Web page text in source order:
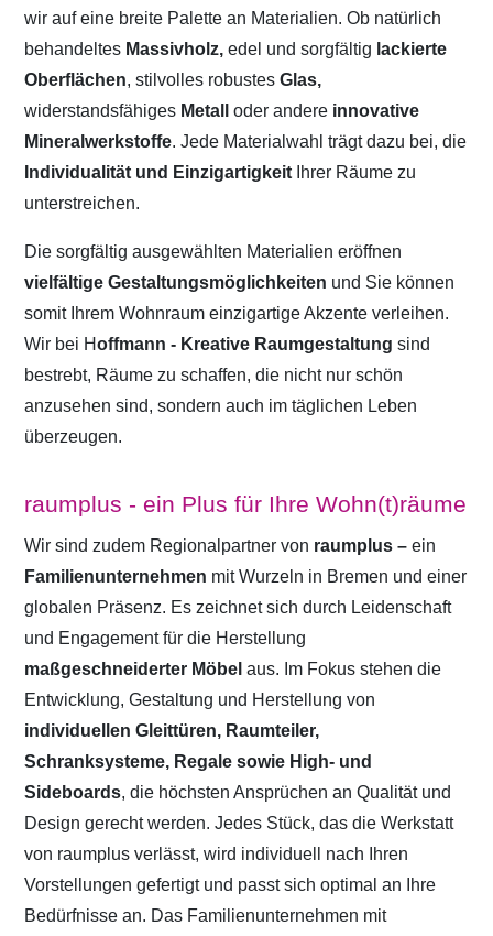
wir auf eine breite Palette an Materialien. Ob natürlich
behandeltes Massivholz, edel und sorgfältig lackierte
Oberflächen, stilvolles robustesGlas,
widerstandsfähiges Metalloder andere innovative
Mineralwerkstoffe. Jede Materialwahl trägt dazu bei, die
Individualität und Einzigartigkeit Ihrer Räume zu
unterstreichen.
Die sorgfältig ausgewählten Materialien eröffnen
vielfältige Gestaltungsmöglichkeiten und Sie können
somit Ihrem Wohnraum einzigartige Akzente verleihen.
Wir bei Hoffmann - Kreative Raumgestaltung sind
bestrebt, Räume zu schaffen, die nicht nur schön
anzusehen sind, sondern auch im täglichen Leben
überzeugen.
raumplus - ein Plus für Ihre Wohn(t)räume
Wir sind zudem Regionalpartner von raumplus – ein
Familienunternehmen mit Wurzeln in Bremen und einer
globalen Präsenz. Es zeichnet sich durch Leidenschaft
und Engagement für die Herstellung
maßgeschneiderter Möbelaus. Im Fokus stehen die
Entwicklung, Gestaltung und Herstellung von
individuellen Gleittüren, Raumteiler,
Schranksysteme, Regale sowie High- und
Sideboards, die höchsten Ansprüchen an Qualität und
Design gerecht werden. Jedes Stück, das die Werkstatt
von raumplus verlässt, wird individuell nach Ihren
Vorstellungen gefertigt und passt sich optimal an Ihre
Bedürfnisse an. Das Familienunternehmen mit